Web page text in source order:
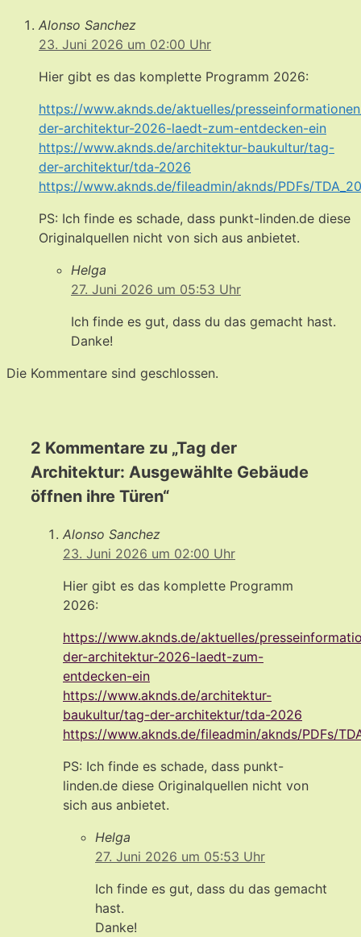
Alonso Sanchez
23. Juni 2026 um 02:00 Uhr
Hier gibt es das komplette Programm 2026:
https://www.aknds.de/aktuelles/
der-architektur-2026-laedt-zum-entdecken-ein
https://www.aknds.de/architektur-baukultur/tag-
der-architektur/tda-2026
https://www.aknds.de/fileadmin/aknds/PDFs/
PS: Ich finde es schade, dass punkt-linden.de diese
Originalquellen nicht von sich aus anbietet.
Helga
27. Juni 2026 um 05:53 Uhr
Ich finde es gut, dass du das gemacht hast.
Danke!
Die Kommentare sind geschlossen.
2 Kommentare zu „Tag der
Architektur: Ausgewählte Gebäude
öffnen ihre Türen“
Alonso Sanchez
23. Juni 2026 um 02:00 Uhr
Hier gibt es das komplette Programm
2026:
https://www.aknds.de/aktuelles/
der-architektur-2026-laedt-zum-
entdecken-ein
https://www.aknds.de/architektur-
baukultur/tag-der-architektur/tda-2026
https://www.aknds.de/fileadmin/aknds/PDFs/
PS: Ich finde es schade, dass punkt-
linden.de diese Originalquellen nicht von
sich aus anbietet.
Helga
27. Juni 2026 um 05:53 Uhr
Ich finde es gut, dass du das gemacht
hast.
Danke!